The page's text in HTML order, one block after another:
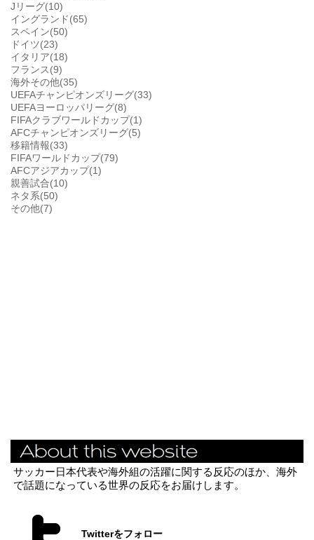
Jリーグ(10)
イングランド(65)
スペイン(50)
ドイツ(23)
イタリア(18)
フランス(9)
海外その他(35)
UEFAチャンピオンズリーグ(33)
UEFAヨーロッパリーグ(8)
FIFAクラブワールドカップ(1)
AFCチャンピオンズリーグ(5)
移籍情報(33)
FIFAワールドカップ(79)
AFCアジアカップ(1)
親善試合(10)
ネタ系(50)
その他(7)
サッカー日本代表や海外組の活躍に関する反応のほか、海外
で話題になっている世界の反応をお届けします。
Twitterをフォロー